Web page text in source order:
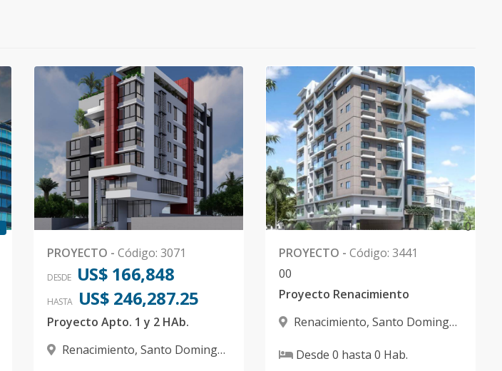
PROYECTO - Código: 3071
DESDE US$ 166,848
HASTA US$ 246,287.25
Proyecto Apto. 1 y 2 HAb.
Renacimiento, Santo Domingo
0
PROYECTO - Código: 3441
00
Proyecto Renacimiento
Renacimiento, Santo Domingo
Desde 0 hasta 0 Hab.